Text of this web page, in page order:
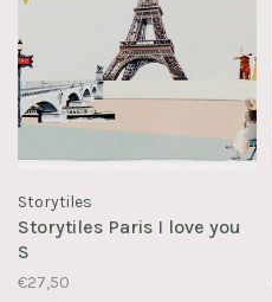
Storytiles
Storytiles Paris I love you
S
€27,50